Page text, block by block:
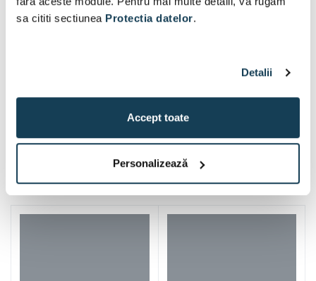
sa cititi sectiunea Protectia datelor.
Detalii
Accept toate
Personalizează
Iti mai recomandam si